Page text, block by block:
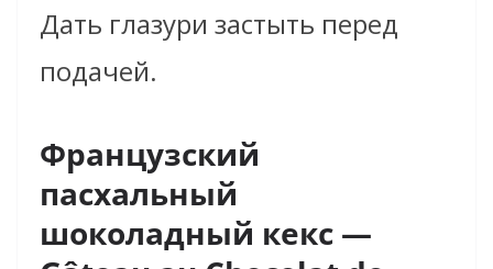
Дать глазури застыть перед
подачей.
Французский
пасхальный
шоколадный кекс —